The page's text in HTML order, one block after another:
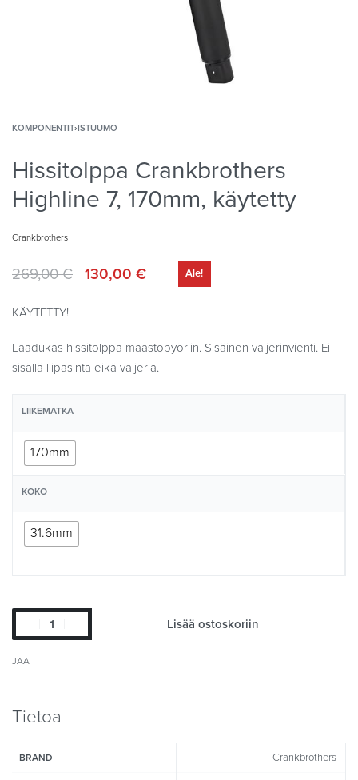
KOMPONENTIT›ISTUUMO
Hissitolppa Crankbrothers
Highline 7, 170mm, käytetty
Crankbrothers
269,00€ 130,00 € Ale!
KÄYTETTY!
Laadukas hissitolppa maastopyöriin. Sisäinen vaijerinvienti. Ei
sisällä liipasinta eikä vaijeria.
LIIKEMATKA
170mm
KOKO
31.6mm
Lisää ostoskoriin
JAA
Tietoa
BRAND Crankbrothers